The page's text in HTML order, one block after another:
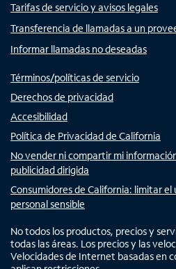
Tarifas de servicio y avisos legales
Transferencia de llamadas a un
Informar llamadas no deseadas
Términos/políticas de servicio
Derechos de privacidad
Accesibilidad
Política de Privacidad de California
No vender ni compartir mi
publicidad dirigida
Consumidores de California: limitar el
personal sensible
No todos los productos, precios y
todas las áreas. Los precios y las
Velocidades de Internet basadas en